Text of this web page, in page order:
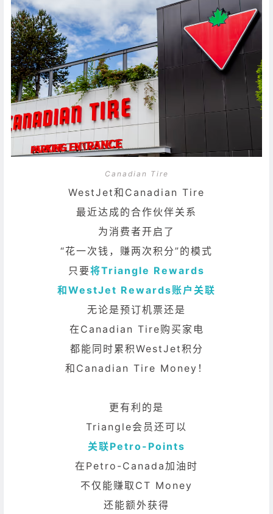
Canadian Tire
WestJet和Canadian Tire
最近达成的合作伙伴关系
为消费者开启了
“花一次钱，赚两次积分”的模式
只要将Triangle Rewards
和WestJet Rewards账户关联
无论是预订机票还是
在Canadian Tire购买家电
都能同时累积WestJet积分
和Canadian Tire Money！
更有利的是
Triangle会员还可以
关联Petro-Points
在Petro-Canada加油时
不仅能赚取CT Money
还能额外获得